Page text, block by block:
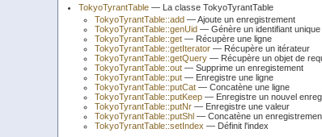
TokyoTyrantTable — La classe TokyoTyrantTable
TokyoTyrantTable::add — Ajoute un enregistrement
TokyoTyrantTable::genUid — Génère un identifiant unique
TokyoTyrantTable::get — Récupère une ligne
TokyoTyrantTable::getIterator — Récupère un itérateur
TokyoTyrantTable::getQuery — Récupère un objet de
TokyoTyrantTable::out — Supprime un enregistement
TokyoTyrantTable::put — Enregistre une ligne
TokyoTyrantTable::putCat — Concatène une ligne
TokyoTyrantTable::putKeep — Enregistre un nouvel
TokyoTyrantTable::putNr — Enregistre une valeur
TokyoTyrantTable::putShl — Concatène un
TokyoTyrantTable::setIndex — Définit l'index